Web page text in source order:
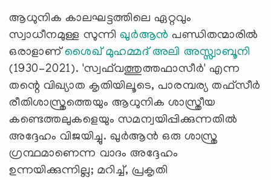
ആധുനിക കാലഘട്ടത്തിലെ ഏറ്റവും
സ്വാധീനമുള്ള സുന്നിഖുർആൻ പണ്ഡിതന്മാരിൽ
ഒരാളാണ്ശൈഖ് മുഹമ്മദ് അലി അസ്സ്വാബൂനി
(1930–2021). 'സ്വഫ്‌വത്തുത്തഫാസീർ' എന്ന
തന്റെ വിഖ്യാത കൃതിയിലൂടെ, പാരമ്പര്യ തഫ്‌സീർ
രീതിശാസ്ത്രത്തെയും ആധുനിക ശാസ്ത്രീയ
കണ്ടെത്തലുകളെയും സമന്വയിപ്പിക്കുന്നതിൽ
അദ്ദേഹം വിജയിച്ചു. ഖുർആൻ ഒരു ശാസ്ത്ര
ഗ്രന്ഥമാണെന്ന വാദം അദ്ദേഹം
ഉന്നയിക്കുന്നില്ല; മറിച്ച്, പ്രകൃതി